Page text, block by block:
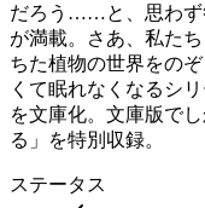
だろう……と、思わず
が満載。さあ、私た
ちた植物の世界をの
くて眠れなくなるシ
を文庫化。文庫版で
る」を特別収録。
ステータス